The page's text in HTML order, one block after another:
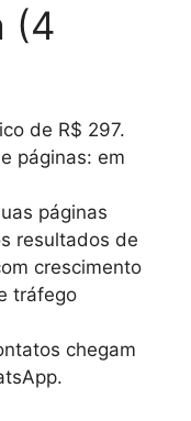
(4
de R$ 297.
páginas: em
páginas
resultados de
crescimento
tráfego
chegam